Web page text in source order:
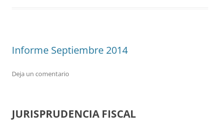
Informe Septiembre 2014
Deja un comentario
JURISPRUDENCIA FISCAL